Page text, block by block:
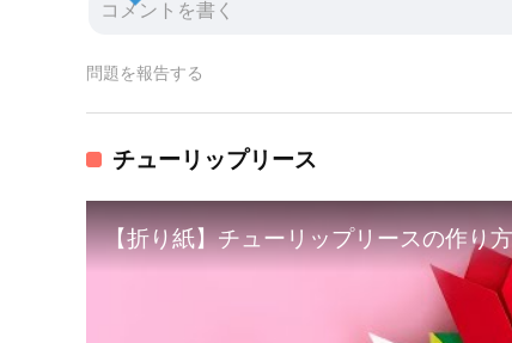
問題を報告する
チューリップリース
【折り紙】チューリップリースの作り方